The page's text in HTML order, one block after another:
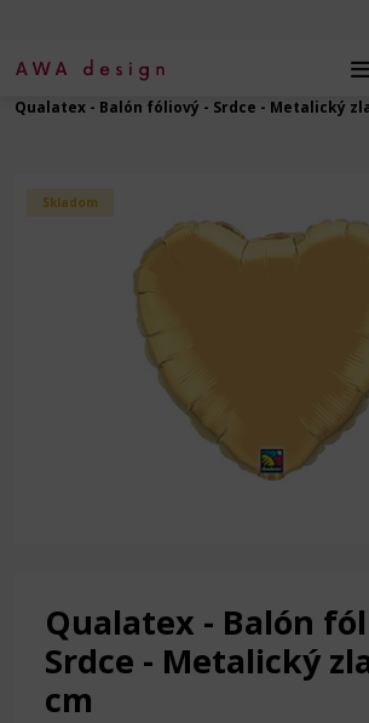
Balóny dekoračné
Srdce -
Qualatex - Balón fóliový - Srdce - Metalický
Skladom
Qualatex - Balón
Srdce - Metalický
cm